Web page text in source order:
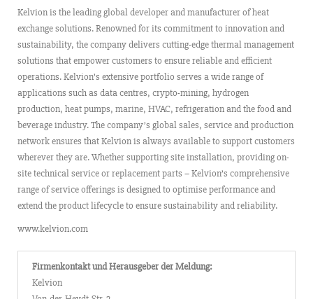
Kelvion is the leading global developer and manufacturer of heat
exchange solutions. Renowned for its commitment to innovation and
sustainability, the company delivers cutting-edge thermal management
solutions that empower customers to ensure reliable and efficient
operations. Kelvion’s extensive portfolio serves a wide range of
applications such as data centres, crypto-mining, hydrogen
production, heat pumps, marine, HVAC, refrigeration and the food and
beverage industry. The company’s global sales, service and production
network ensures that Kelvion is always available to support customers
wherever they are. Whether supporting site installation, providing on-
site technical service or replacement parts – Kelvion’s comprehensive
range of service offerings is designed to optimise performance and
extend the product lifecycle to ensure sustainability and reliability.
www.kelvion.com
Firmenkontakt und Herausgeber der Meldung:
Kelvion